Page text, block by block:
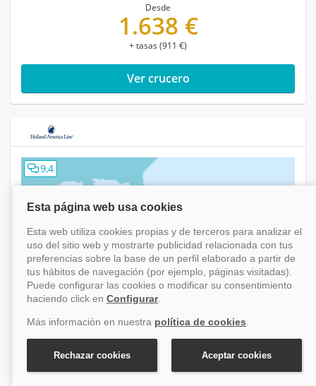
Desde
1.638 €
+ tasas (911 €)
Ver crucero
9,4
Crucero Caribe desde Fort Lauderdale
(Florida/EEUU) MCLIX